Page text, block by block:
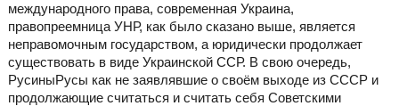
международного права, современная Украина,
правопреемница УНР, как было сказано выше, является
неправомочным государством, а юридически продолжает
существовать в виде Украинской ССР. В свою очередь,
РусиныРусы как не заявлявшие о своём выходе из СССР и
продолжающие считаться и считать себя Советскими